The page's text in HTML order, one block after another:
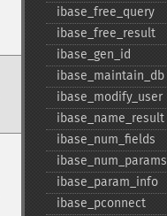
ibase_​free_​query
ibase_​free_​result
ibase_​gen_​id
ibase_​maintain_​db
ibase_​modify_​user
ibase_​name_​result
ibase_​num_​fields
ibase_​num_​params
ibase_​param_​info
ibase_​pconnect